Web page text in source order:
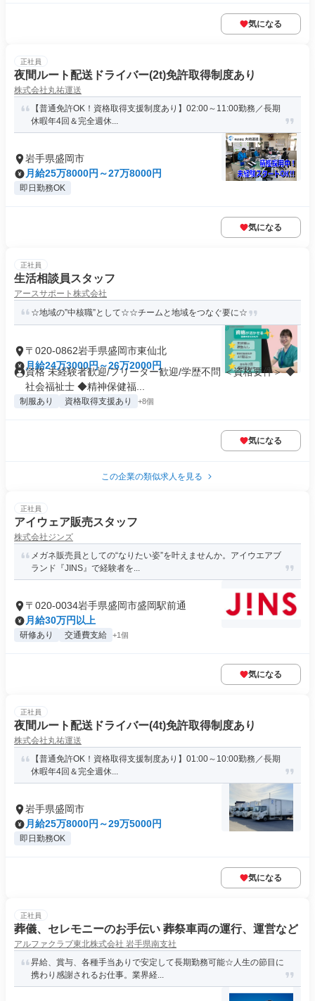
気になる
正社員
夜間ルート配送ドライバー(2t)免許取得制度あり
株式会社丸祐運送
【普通免許OK！資格取得支援制度あり】02:00～11:00勤務／長期
休暇年4回＆完全週休...
岩手県盛岡市
月給25万8000円～27万8000円
即日勤務OK
気になる
正社員
生活相談員スタッフ
アースサポート株式会社
☆地域の”中核職”として☆☆チームと地域をつなぐ要に☆
〒020-0862岩手県盛岡市東仙北
月給24万3000円～26万2000円
資格 未経験者歓迎/フリーター歓迎/学歴不問 ＜資格要件＞ ◆
社会福祉士 ◆精神保健福...
制服あり 資格取得支援あり +8個
気になる
この企業の類似求人を見る
正社員
アイウェア販売スタッフ
株式会社ジンズ
メガネ販売員としての“なりたい姿”を叶えませんか。アイウエアブ
ランド『JINS』で経験者を...
〒020-0034岩手県盛岡市盛岡駅前通
月給30万円以上
研修あり 交通費支給 +1個
気になる
正社員
夜間ルート配送ドライバー(4t)免許取得制度あり
株式会社丸祐運送
【普通免許OK！資格取得支援制度あり】01:00～10:00勤務／長期
休暇年4回＆完全週休...
岩手県盛岡市
月給25万8000円～29万5000円
即日勤務OK
気になる
正社員
葬儀、セレモニーのお手伝い 葬祭車両の運行、運営など
アルファクラブ東北株式会社 岩手県南支社
昇給、賞与、各種手当ありで安定して長期勤務可能☆人生の節目に
携わり感謝されるお仕事。業界経...